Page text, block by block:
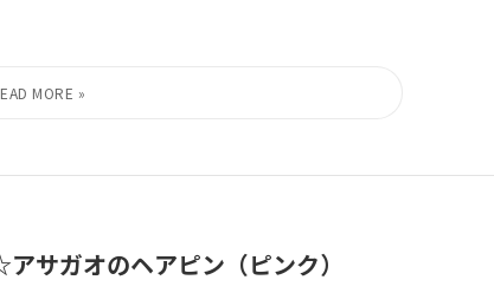
サガオのヘアピン（ピンク）